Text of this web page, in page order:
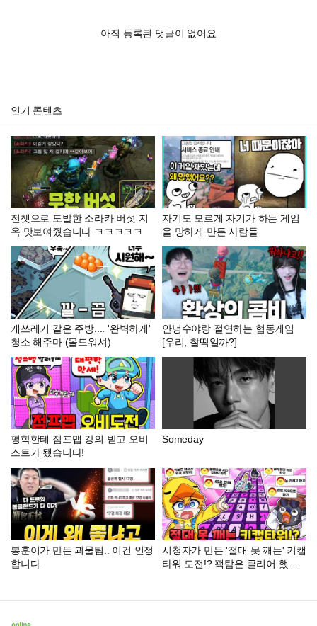
아직 등록된 댓글이 없어요
인기 콘텐츠
전챗으로 도발한 소라카 버섯 지
옥 맛보여줬습니다 ㅋㅋㅋㅋㅋ
자기도 모르게 자기가 하는 게임
을 망하게 만든 사람들
개쓰레기 같은 주방.... '완벽하게'
청소 해주마 (몰드워셔)
안녕수야랑 절연하는 협동게임
[우리, 찰떡일까?]
평학한테 점프맵 강의 받고 오비
스트가 됐습니다!
Someday
봉훈이가 만든 괴물팀.. 이건 인정
합니다
시청자가 만든 '절대 못 깨는' 키캡
타워 도전!? 꽥탐은 클리어 했을